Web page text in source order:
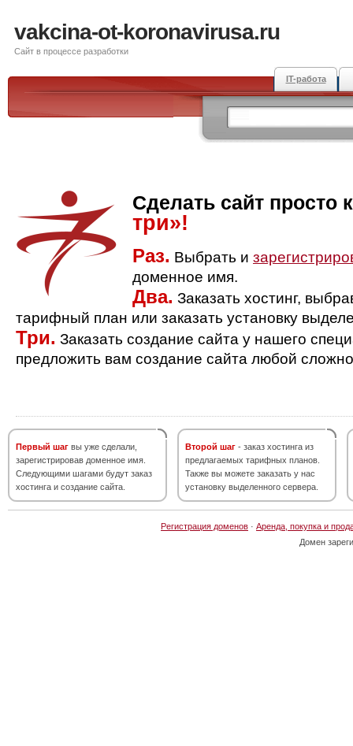
vakcina-ot-koronavirusa.ru
Сайт в процессе разработки
IT-работа
Сделать сайт просто
три»!
Раз. Выбрать и
доменное имя.
Два. Заказать хостинг,
тарифный план или заказать установку
Три. Заказать создание сайта у нашего
предложить вам создание сайта любой
Первый шаг вы уже сделали,
зарегистрировав доменное имя.
Следующими шагами будут заказ
хостинга и создание сайта.
Второй шаг - заказ хостинга из
предлагаемых тарифных планов.
Также вы можете заказать у нас
установку выделенного сервера.
Регистрация доменов · Аренда, покупка и
Домен